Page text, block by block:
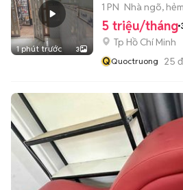
1 phút trước 3
1 PN Nhà ngõ, hẻm
5 triệu/tháng
Tp Hồ Chí Minh
QQuoctruong 25